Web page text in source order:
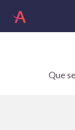
Que